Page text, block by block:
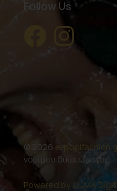
Follow Us
© 2026 e-
νομίμου δικαιώματος.
Powered by ILUMA